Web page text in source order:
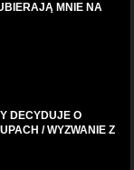
MNIE NA
DECYDUJE O
/ WYZWANIE Z